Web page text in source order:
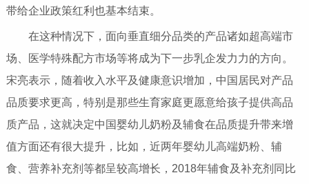
带给企业政策红利也基本结束。
在这种情况下，面向垂直细分品类的产品诸如超高端市
场、医学特殊配方市场等将成为下一步乳企发力力的方向。
宋亮表示，随着收入水平及健康意识增加，中国居民对产品
品质要求更高，特别是那些生育家庭更愿意给孩子提供高品
质产品，这就决定中国婴幼儿奶粉及辅食在品质提升带来增
值方面还有很大提升，比如，近两年婴幼儿高端奶粉、辅
食、营养补充剂等都呈较高增长，2018年辅食及补充剂同比